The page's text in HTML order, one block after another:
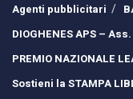
Agenti pubblicitari
DIOGHENES APS –
PREMIO NAZIONALE
Sostieni la STAMPA